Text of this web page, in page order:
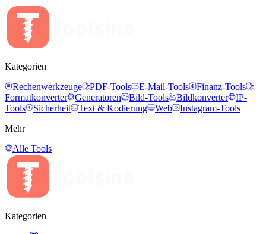
Kategorien
Rechenwerkzeuge
PDF-Tools E-Mail-Tools
Finanz-Tools
Formatkonverter
Generatoren Bild-Tools Bildkonverter
IP-
Tools
Sicherheit Text & Kodierung Web
Instagram-Tools
Mehr
Alle Tools
Kategorien